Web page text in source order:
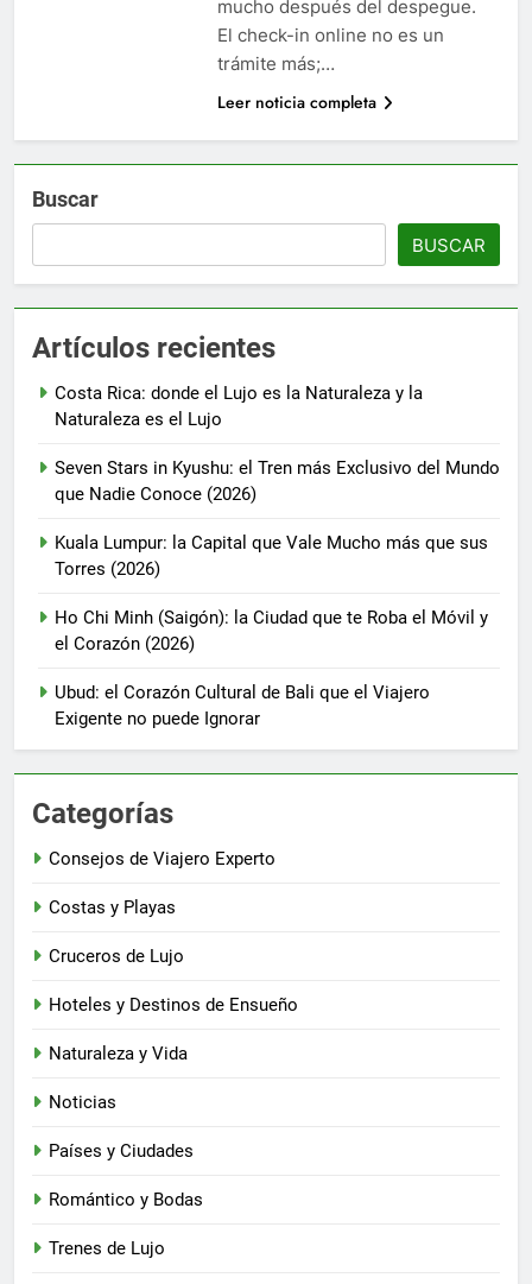
mucho después del despegue.
El check-in online no es un
trámite más;…
Leer noticia completa
Buscar
BUSCAR
Artículos recientes
Costa Rica: donde el Lujo es la Naturaleza y la
Naturaleza es el Lujo
Seven Stars in Kyushu: el Tren más Exclusivo del Mundo
que Nadie Conoce (2026)
Kuala Lumpur: la Capital que Vale Mucho más que sus
Torres (2026)
Ho Chi Minh (Saigón): la Ciudad que te Roba el Móvil y
el Corazón (2026)
Ubud: el Corazón Cultural de Bali que el Viajero
Exigente no puede Ignorar
Categorías
Consejos de Viajero Experto
Costas y Playas
Cruceros de Lujo
Hoteles y Destinos de Ensueño
Naturaleza y Vida
Noticias
Países y Ciudades
Romántico y Bodas
Trenes de Lujo